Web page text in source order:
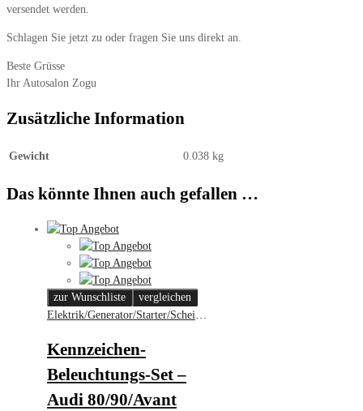
versendet werden.
Schlagen Sie jetzt zu oder fragen Sie uns direkt an.
Beste Grüsse
Ihr Autosalon Zogu
Zusätzliche Information
Gewicht 0.038 kg
Das könnte Ihnen auch gefallen …
zur Wunschliste
vergleichen
Elektrik/Generator/Starter/Scheinwerfer
Kennzeichen-
Beleuchtungs-Set –
Audi 80/90/Avant